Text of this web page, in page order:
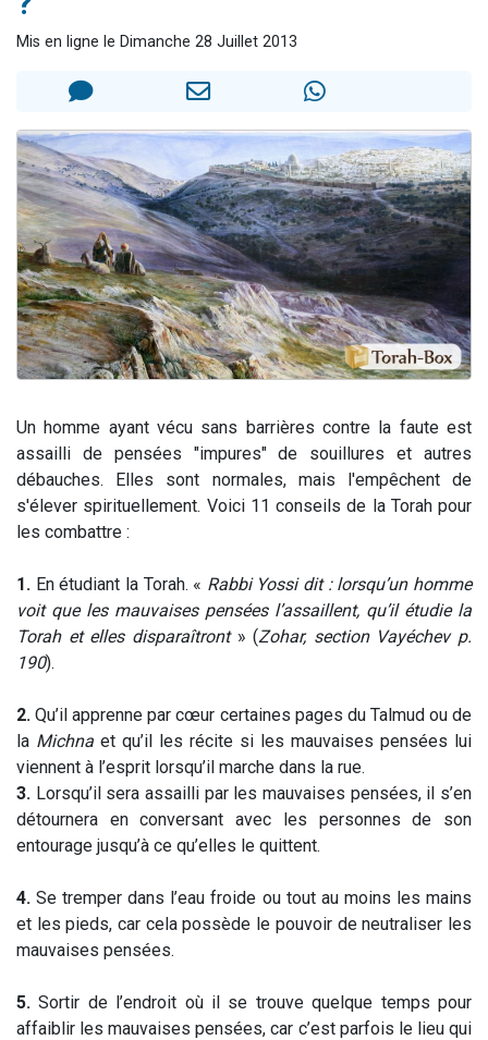
12 nouvelles musiques dans Torah-Box Music
2 personnes viennent de nous rejoindre sur WhatsApp
Mis en ligne le Dimanche 28 Juillet 2013
Un homme ayant vécu sans barrières contre la faute est
assailli de pensées "impures" de souillures et autres
débauches. Elles sont normales, mais l'empêchent de
s'élever spirituellement. Voici 11 conseils de la Torah pour
les combattre :
1. En étudiant la Torah. « Rabbi Yossi dit : lorsqu’un homme
voit que les mauvaises pensées l’assaillent, qu’il étudie la
Torah et elles disparaîtront» (Zohar, section Vayéchev p.
190).
2. Qu’il apprenne par cœur certaines pages du Talmud ou de
la Michna et qu’il les récite si les mauvaises pensées lui
viennent à l’esprit lorsqu’il marche dans la rue.
3. Lorsqu’il sera assailli par les mauvaises pensées, il s’en
détournera en conversant avec les personnes de son
entourage jusqu’à ce qu’elles le quittent.
4. Se tremper dans l’eau froide ou tout au moins les mains
et les pieds, car cela possède le pouvoir de neutraliser les
mauvaises pensées.
5. Sortir de l’endroit où il se trouve quelque temps pour
affaiblir les mauvaises pensées, car c’est parfois le lieu qui